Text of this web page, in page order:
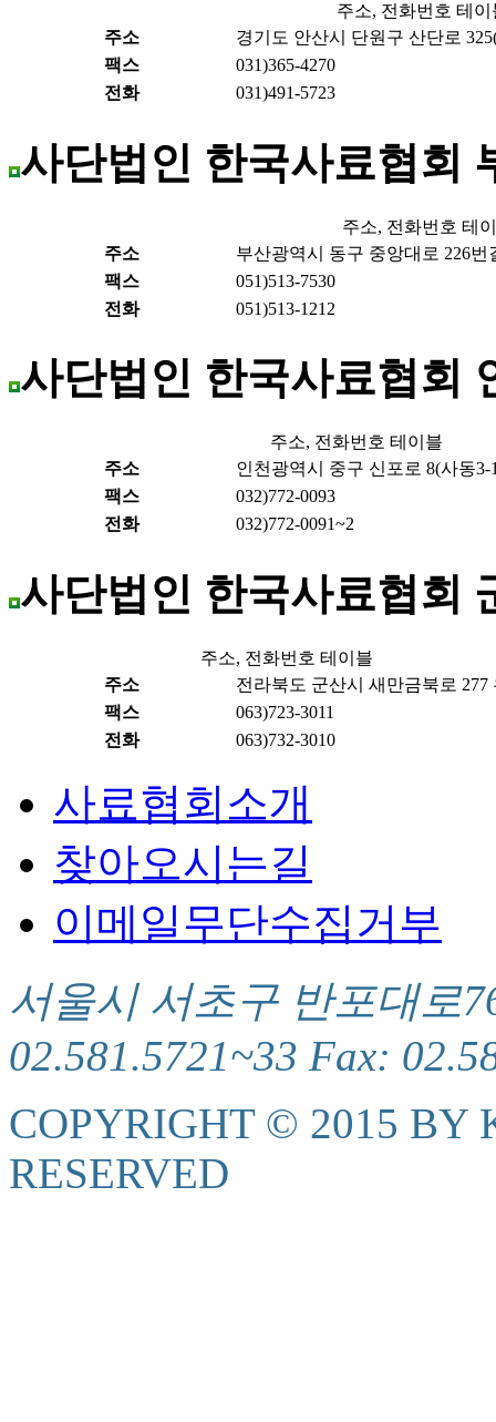
주소, 전화번호 테이
주소
경기도 안산시 단원구 산단로
팩스
031)365-4270
전화
031)491-5723
사단법인 한국사료협회
주소, 전화번호 테
주소
부산광역시 동구 중앙대로 226번
팩스
051)513-7530
전화
051)513-1212
사단법인 한국사료협회
주소, 전화번호 테이블
주소
인천광역시 중구 신포로 8(사동3-
팩스
032)772-0093
전화
032)772-0091~2
사단법인 한국사료협회
주소, 전화번호 테이블
주소
전라북도 군산시 새만금북로 277
팩스
063)723-3011
전화
063)732-3010
사료협회소개
찾아오시는길
이메일무단수집거부
서울시 서초구 반포대로
02.581.5721~33 Fax:
COPYRIGHT © 2015 BY
RESERVED